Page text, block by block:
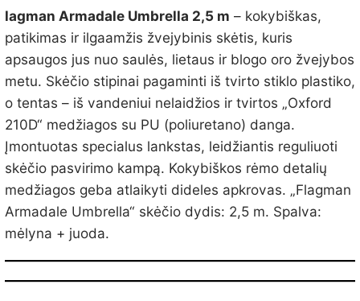
lagman Armadale Umbrella 2,5 m – kokybiškas,
patikimas ir ilgaamžis žvejybinis skėtis, kuris
apsaugos jus nuo saulės, lietaus ir blogo oro žvejybos
metu. Skėčio stipinai pagaminti iš tvirto stiklo plastiko,
o tentas – iš vandeniui nelaidžios ir tvirtos „Oxford
210D“ medžiagos su PU (poliuretano) danga.
Įmontuotas specialus lankstas, leidžiantis reguliuoti
skėčio pasvirimo kampą. Kokybiškos rėmo detalių
medžiagos geba atlaikyti dideles apkrovas. „Flagman
Armadale Umbrella“ skėčio dydis: 2,5 m. Spalva:
mėlyna + juoda.